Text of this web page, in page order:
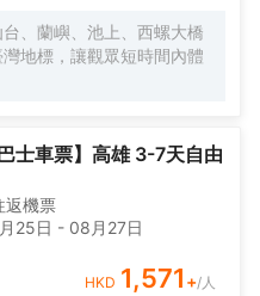
、蘭嶼、池上、西螺大橋
地標，讓觀眾短時間內體
士車票】高雄 3-7天自由
返機票
25日 - 08月27日
HKD 1,571 +/人